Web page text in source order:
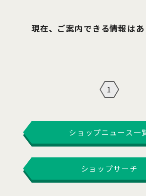
現在、ご案内できる情報はあ
1
ショップニュース一
ショップサーチ